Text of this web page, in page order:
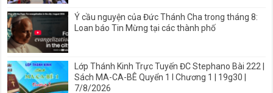
Ý cầu nguyện của Đức Thánh Cha trong tháng 8:
Loan báo Tin Mừng tại các thành phố
Lớp Thánh Kinh Trực Tuyến ĐC Stephano Bài 222 |
Sách MA-CA-BÊ Quyển 1 I Chương 1 | 19g30 |
7/8/2026